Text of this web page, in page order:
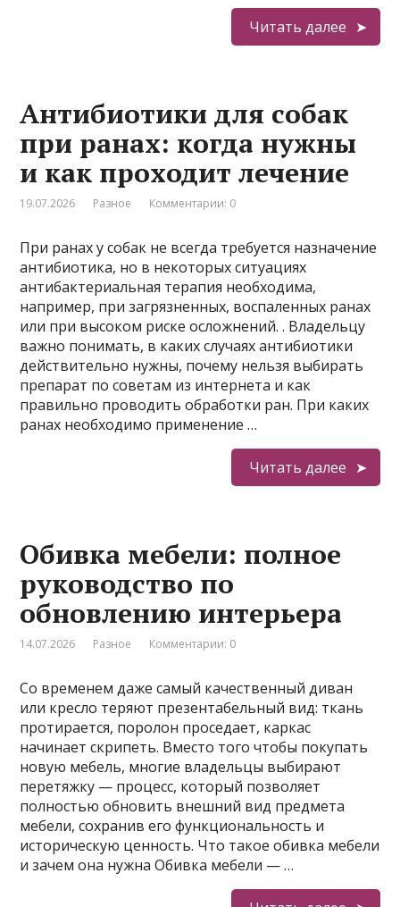
Читать далее
Антибиотики для собак
при ранах: когда нужны
и как проходит лечение
19.07.2026 Разное Комментарии: 0
При ранах у собак не всегда требуется назначение
антибиотика, но в некоторых ситуациях
антибактериальная терапия необходима,
например, при загрязненных, воспаленных ранах
или при высоком риске осложнений. . Владельцу
важно понимать, в каких случаях антибиотики
действительно нужны, почему нельзя выбирать
препарат по советам из интернета и как
правильно проводить обработки ран. При каких
ранах необходимо применение …
Читать далее
Обивка мебели: полное
руководство по
обновлению интерьера
14.07.2026 Разное Комментарии: 0
Со временем даже самый качественный диван
или кресло теряют презентабельный вид: ткань
протирается, поролон проседает, каркас
начинает скрипеть. Вместо того чтобы покупать
новую мебель, многие владельцы выбирают
перетяжку — процесс, который позволяет
полностью обновить внешний вид предмета
мебели, сохранив его функциональность и
историческую ценность. Что такое обивка мебели
и зачем она нужна Обивка мебели — …